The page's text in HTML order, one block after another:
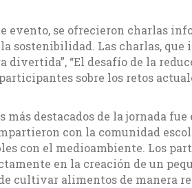
evento, se ofrecieron charlas
sostenibilidad. Las charlas, que
divertida”, “El desafío de la
sobre los retos
más destacados de la jornada
con la comunidad
con el medioambiente. Los
en la creación de un
cultivar alimentos de manera